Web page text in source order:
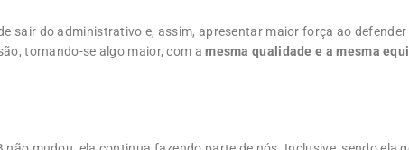
sair do administrativo e, assim, apresentar maior força ao
tornando-se algo maior, com amesma qualidade e a mesma